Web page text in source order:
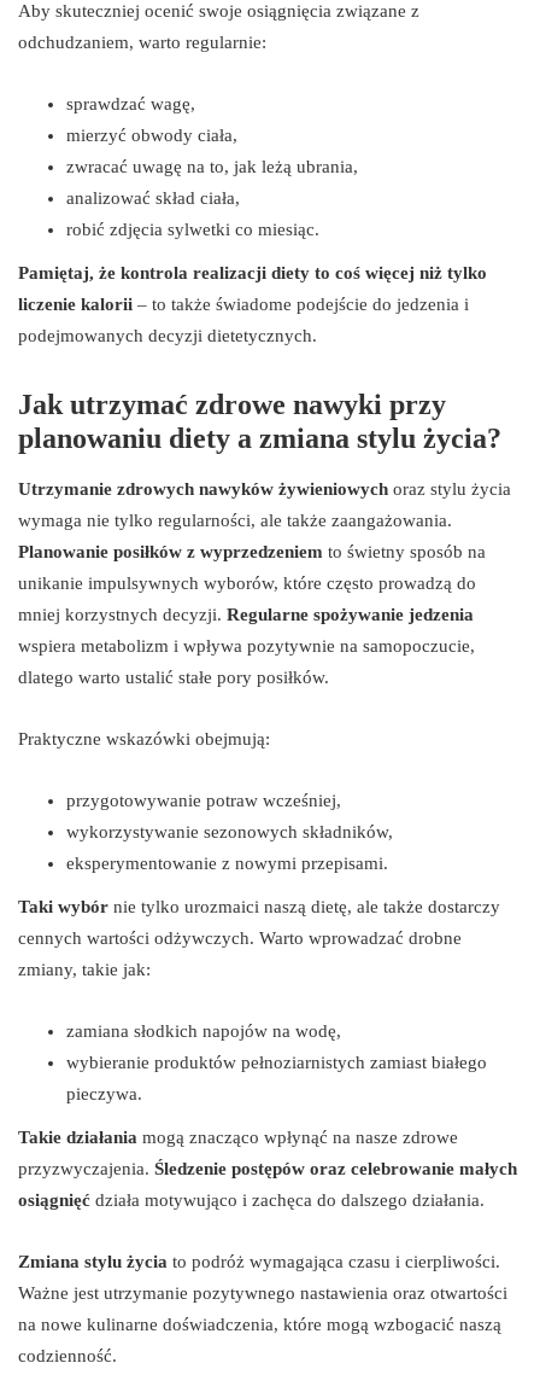
Aby skuteczniej ocenić swoje osiągnięcia związane z
odchudzaniem, warto regularnie:
sprawdzać wagę,
mierzyć obwody ciała,
zwracać uwagę na to, jak leżą ubrania,
analizować skład ciała,
robić zdjęcia sylwetki co miesiąc.
Pamiętaj, że kontrola realizacji diety to coś więcej niż tylko
liczenie kalorii – to także świadome podejście do jedzenia i
podejmowanych decyzji dietetycznych.
Jak utrzymać zdrowe nawyki przy
planowaniu diety a zmiana stylu życia?
Utrzymanie zdrowych nawyków żywieniowych oraz stylu życia
wymaga nie tylko regularności, ale także zaangażowania.
Planowanie posiłków z wyprzedzeniem to świetny sposób na
unikanie impulsywnych wyborów, które często prowadzą do
mniej korzystnych decyzji. Regularne spożywanie jedzenia
wspiera metabolizm i wpływa pozytywnie na samopoczucie,
dlatego warto ustalić stałe pory posiłków.
Praktyczne wskazówki obejmują:
przygotowywanie potraw wcześniej,
wykorzystywanie sezonowych składników,
eksperymentowanie z nowymi przepisami.
Taki wybór nie tylko urozmaici naszą dietę, ale także dostarczy
cennych wartości odżywczych. Warto wprowadzać drobne
zmiany, takie jak:
zamiana słodkich napojów na wodę,
wybieranie produktów pełnoziarnistych zamiast białego
pieczywa.
Takie działania mogą znacząco wpłynąć na nasze zdrowe
przyzwyczajenia. Śledzenie postępów oraz celebrowanie małych
osiągnięć działa motywująco i zachęca do dalszego działania.
Zmiana stylu życia to podróż wymagająca czasu i cierpliwości.
Ważne jest utrzymanie pozytywnego nastawienia oraz otwartości
na nowe kulinarne doświadczenia, które mogą wzbogacić naszą
codzienność.